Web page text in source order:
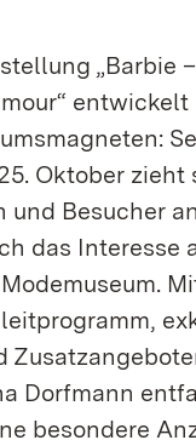
„Barbie
entwickelt
Oktober zieht
und Besucher
das Interesse
Dorfmann
besondere